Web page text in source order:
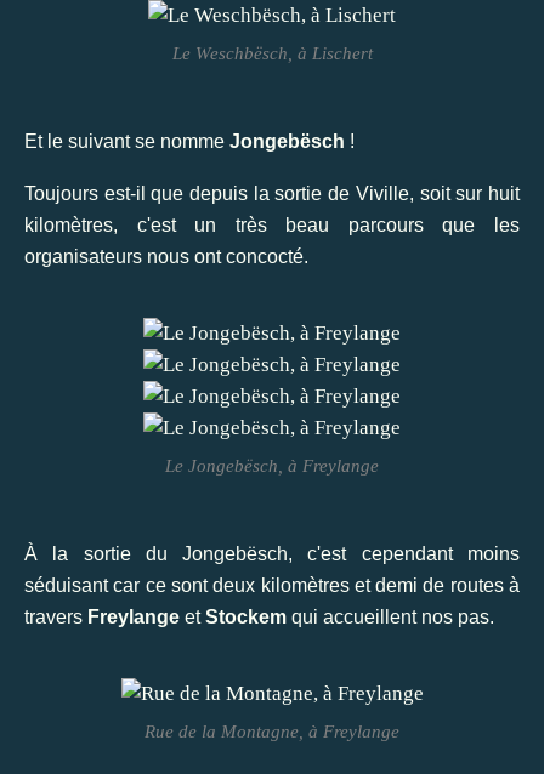
Le Weschbësch, à Lischert
Et le suivant se nomme Jongebësch !
Toujours est-il que depuis la sortie de Viville, soit sur huit
kilomètres, c'est un très beau parcours que les
organisateurs nous ont concocté.
Le Jongebësch, à Freylange
À la sortie du Jongebësch, c'est cependant moins
séduisant car ce sont deux kilomètres et demi de routes à
travers Freylange etStockem qui accueillent nos pas.
Rue de la Montagne, à Freylange